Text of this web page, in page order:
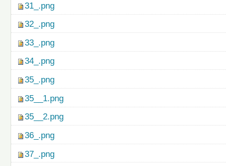
31_.png
32_.png
33_.png
34_.png
35_.png
35__1.png
35__2.png
36_.png
37_.png